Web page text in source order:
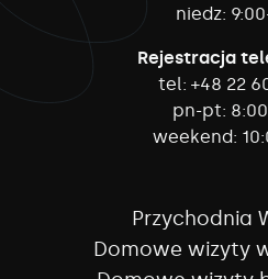
niedz:
Rejestracja
tel: +48 22
pn-pt:
weekend:
Przychodnia
Domowe wizyty